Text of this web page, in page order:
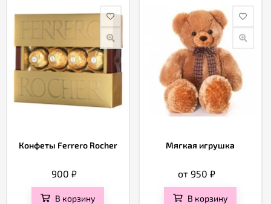
Конфеты Ferrero Rocher
900₽
В корзину
Мягкая игрушка
от 950₽
В корзину